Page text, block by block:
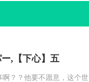
,【下心】五
？？他要不愿意，这个世